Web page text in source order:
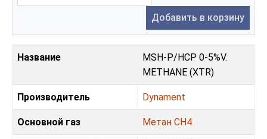
Добавить в корзину
Название
MSH-P/HCP 0-5%V.
METHANE (XTR)
Производитель Dynament
Основной газ Метан CH4